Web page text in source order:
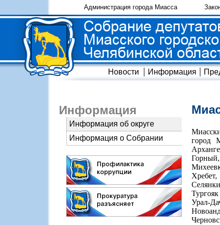
Администрация города Миасса
Новости Информация
Информация
Информация об округе
Информация о Собрании
город
Урал-